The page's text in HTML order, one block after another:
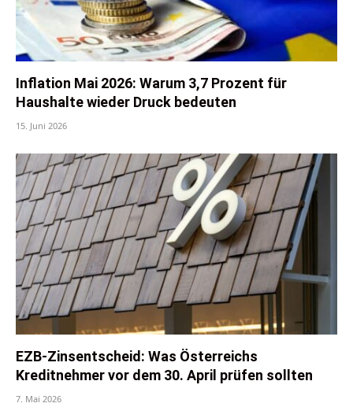
Inflation Mai 2026: Warum 3,7 Prozent für
Haushalte wieder Druck bedeuten
15. Juni 2026
EZB-Zinsentscheid: Was Österreichs
Kreditnehmer vor dem 30. April prüfen sollten
7. Mai 2026